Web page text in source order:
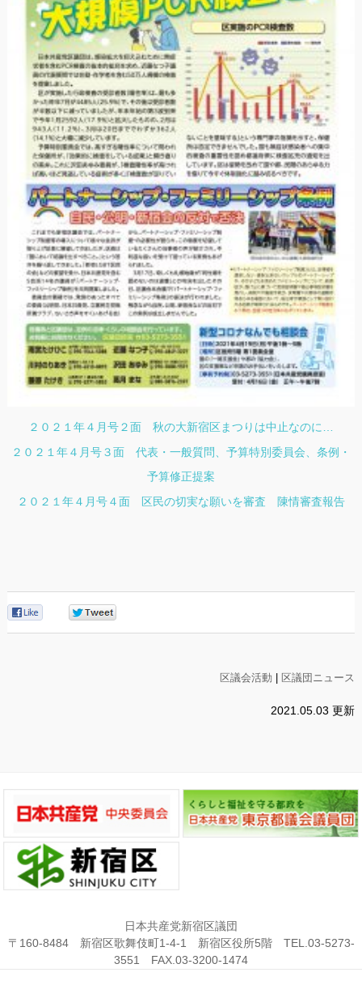
２０２１年４月号２面 秋の大新宿区まつりは中止なのに…
２０２１年４月号３面 代表・一般質問、予算特別委員会、条例・
予算修正提案
２０２１年４月号４面 区民の切実な願いを審査 陳情審査報告
区議会活動 区議団ニュース
2021.05.03 更新
日本共産党新宿区議団
〒160-8484 新宿区歌舞伎町1-4-1 新宿区役所5階 TEL.03-5273-
3551 FAX.03-3200-1474